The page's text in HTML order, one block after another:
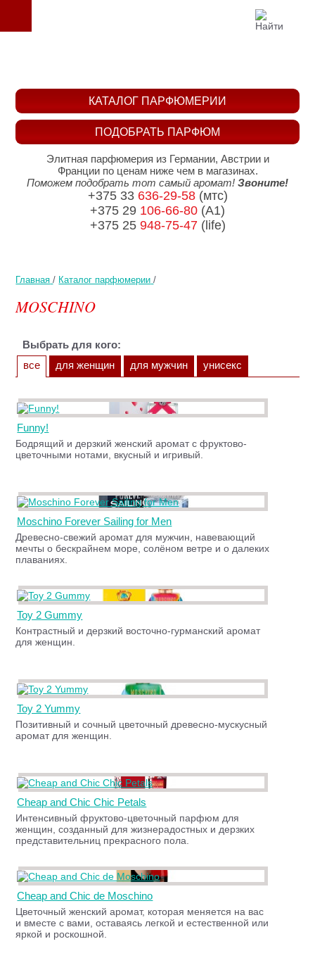
Главная / Каталог парфюмерии /
MOSCHINO
Выбрать для кого:
все
для женщин для мужчин унисекс
Funny!
Бодрящий и дерзкий женский аромат с фруктово-
цветочными нотами, вкусный и игривый.
Moschino Forever Sailing for Men
Древесно-свежий аромат для мужчин, навевающий
мечты о бескрайнем море, солёном ветре и о далеких
плаваниях.
Toy 2 Gummy
Контрастный и дерзкий восточно-гурманский аромат
для женщин.
Toy 2 Yummy
Позитивный и сочный цветочный древесно-мускусный
аромат для женщин.
Cheap and Chic Chic Petals
Интенсивный фруктово-цветочный парфюм для
женщин, созданный для жизнерадостных и дерзких
представительниц прекрасного пола.
Cheap and Chic de Moschino
Цветочный женский аромат, которая меняется на вас
и вместе с вами, оставаясь легкой и естественной или
яркой и роскошной.
ПОДОБРАТЬ ПАРФЮМ
КАТАЛОГ ПАРФЮМЕРИИ
Элитная парфюмерия из Германии, Австрии и
Франции по ценам ниже чем в магазинах.
Поможем подобрать тот самый аромат! Звоните!
+375 33 636-29-58(мтс)
+375 29 106-66-80 (A1)
+375 25 948-75-47(life)